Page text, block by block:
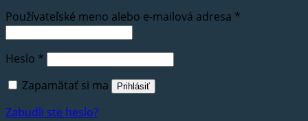
Používateľské meno alebo e-mailová adresa *
Heslo *
Zapamätať si ma
Prihlásiť
Zabudli ste heslo?